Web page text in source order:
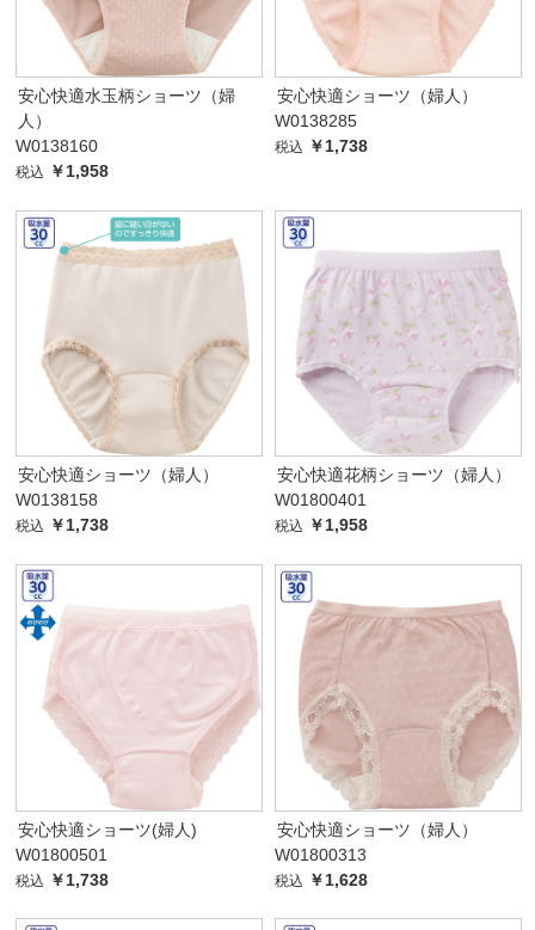
安心快適水玉柄ショーツ（婦
人）
W0138160
税込 ￥1,958
安心快適ショーツ（婦人）
W0138285
税込 ￥1,738
安心快適ショーツ（婦人）
W0138158
税込 ￥1,738
安心快適花柄ショーツ（婦人）
W01800401
税込 ￥1,958
安心快適ショーツ(婦人)
W01800501
税込 ￥1,738
安心快適ショーツ（婦人）
W01800313
税込 ￥1,628